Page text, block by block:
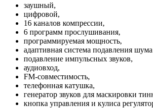
заушный,
цифровой,
16 каналов компрессии,
6 программ прослушивания,
программируемая мощность,
адаптивная система подавления
подавление импульсных звуков,
аудиовход,
FM-совместимость,
телефонная катушка,
генератор звуков для маскировки
кнопка управления и кулиса